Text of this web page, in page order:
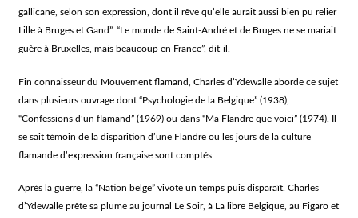
gallicane, selon son expression, dont il rêve qu’elle aurait aussi bien pu relier
Lille à Bruges et Gand”. “Le monde de Saint-André et de Bruges ne se mariait
guère à Bruxelles, mais beaucoup en France”, dit-il.
Fin connaisseur du Mouvement flamand, Charles d’Ydewalle aborde ce sujet
dans plusieurs ouvrage dont “Psychologie de la Belgique” (1938),
“Confessions d’un flamand” (1969) ou dans “Ma Flandre que voici” (1974). Il
se sait témoin de la disparition d’une Flandre où les jours de la culture
flamande d’expression française sont comptés.
Après la guerre, la “Nation belge” vivote un temps puis disparaît. Charles
d’Ydewalle prête sa plume au journal Le Soir, à La libre Belgique, au Figaro et